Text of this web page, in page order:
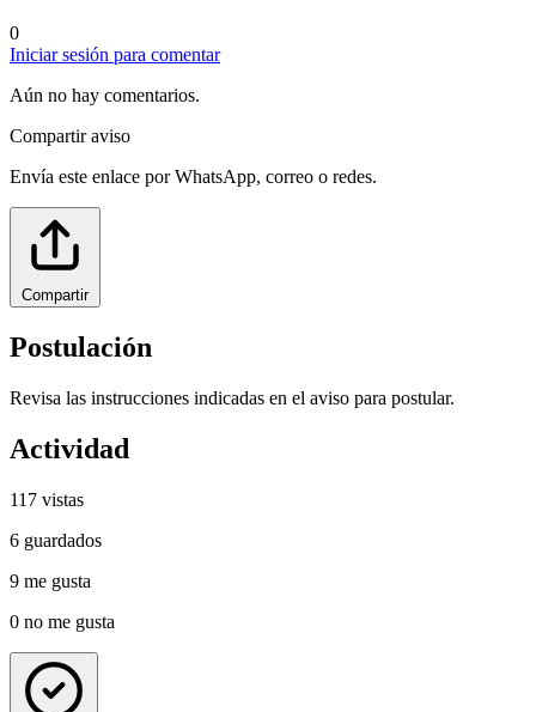
0
Iniciar sesión para comentar
Aún no hay comentarios.
Compartir aviso
Envía este enlace por WhatsApp, correo o redes.
Compartir
Postulación
Revisa las instrucciones indicadas en el aviso para postular.
Actividad
117 vistas
6 guardados
9 me gusta
0 no me gusta